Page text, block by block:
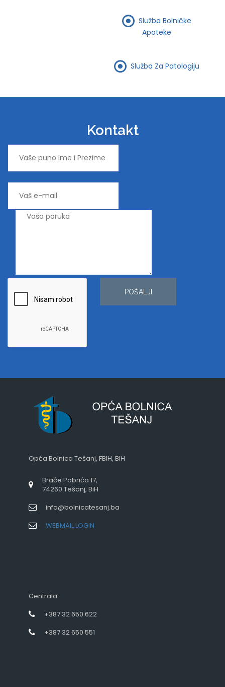
Služba Bolničke
Apoteke
Služba Za Patologiju
Kontakt
POŠALJI
Opća Bolnica Tešanj, FBIH, BIH
Braće Pobrića 17,
74260 Tešanj, BiH
info@bolnicatesanj.ba
WEBMAIL LOGIN
Centrala
+387 32 650 622
+387 32 650 551